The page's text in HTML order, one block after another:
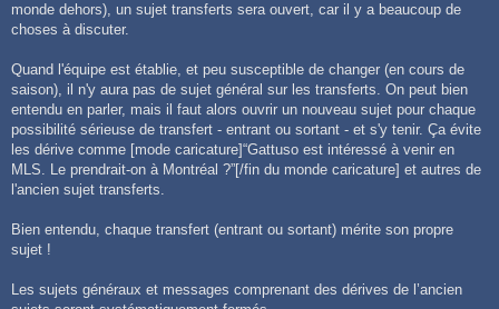
monde dehors), un sujet transferts sera ouvert, car il y a beaucoup de
choses à discuter.
Quand l'équipe est établie, et peu susceptible de changer (en cours de
saison), il n'y aura pas de sujet général sur les transferts. On peut bien
entendu en parler, mais il faut alors ouvrir un nouveau sujet pour chaque
possibilité sérieuse de transfert - entrant ou sortant - et s'y tenir. Ça évite
les dérive comme [mode caricature]“Gattuso est intéressé à venir en
MLS. Le prendrait-on à Montréal ?”[/fin du monde caricature] et autres de
l'ancien sujet transferts.
Bien entendu, chaque transfert (entrant ou sortant) mérite son propre
sujet !
Les sujets généraux et messages comprenant des dérives de l’ancien